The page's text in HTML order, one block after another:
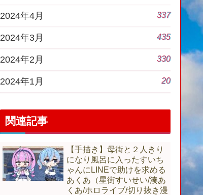
2024年4月 337
2024年3月 435
2024年2月 330
2024年1月 20
関連記事
【手描き】母街と２人きり
になり風呂に入ったすいち
ゃんにLINEで助けを求める
あくあ（星街すいせい/湊あ
くあ/ホロライブ/切り抜き漫